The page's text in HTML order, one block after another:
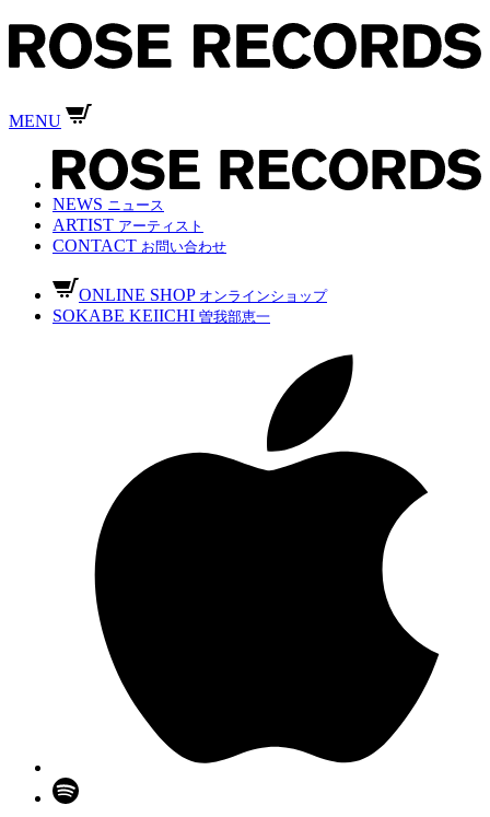
MENU
NEWS ニュース
ARTIST アーティスト
CONTACT お問い合わせ
ONLINE SHOP オンラインショップ
SOKABE KEIICHI 曽我部恵一